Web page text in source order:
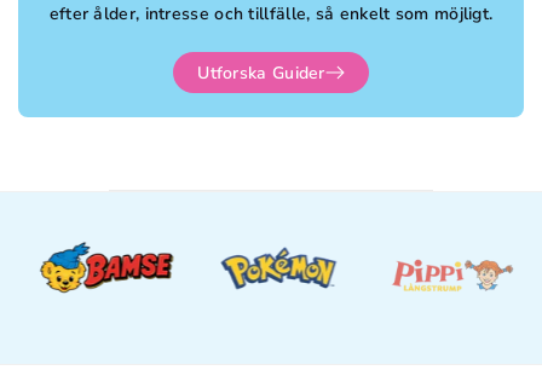
efter ålder, intresse och tillfälle, så enkelt som möjligt.
Utforska Guider